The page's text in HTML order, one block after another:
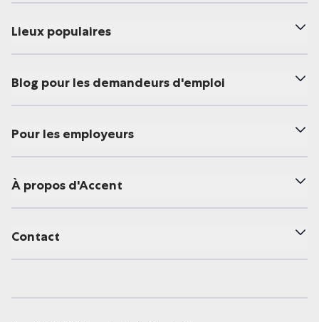
Lieux populaires
Blog pour les demandeurs d'emploi
Pour les employeurs
À propos d'Accent
Contact